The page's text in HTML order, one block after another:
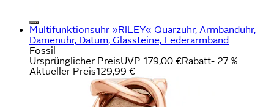
Multifunktionsuhr »RILEY« Quarzuhr, Armbanduhr,
Damenuhr, Datum, Glassteine, Lederarmband
Fossil
Ursprünglicher PreisUVP 179,00 €Rabatt- 27 %
Aktueller Preis129,99 €